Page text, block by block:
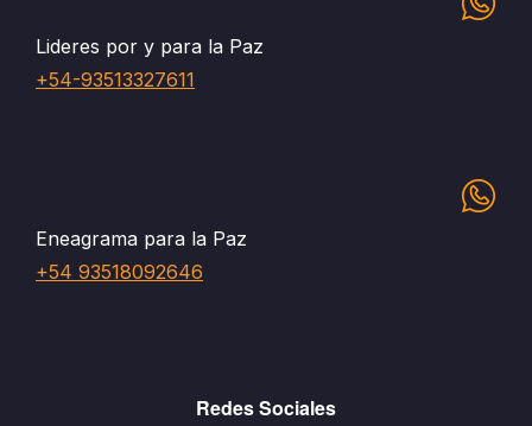
Lideres por y para la Paz
+54-93513327611
Eneagrama para la Paz
+54 93518092646
Redes Sociales